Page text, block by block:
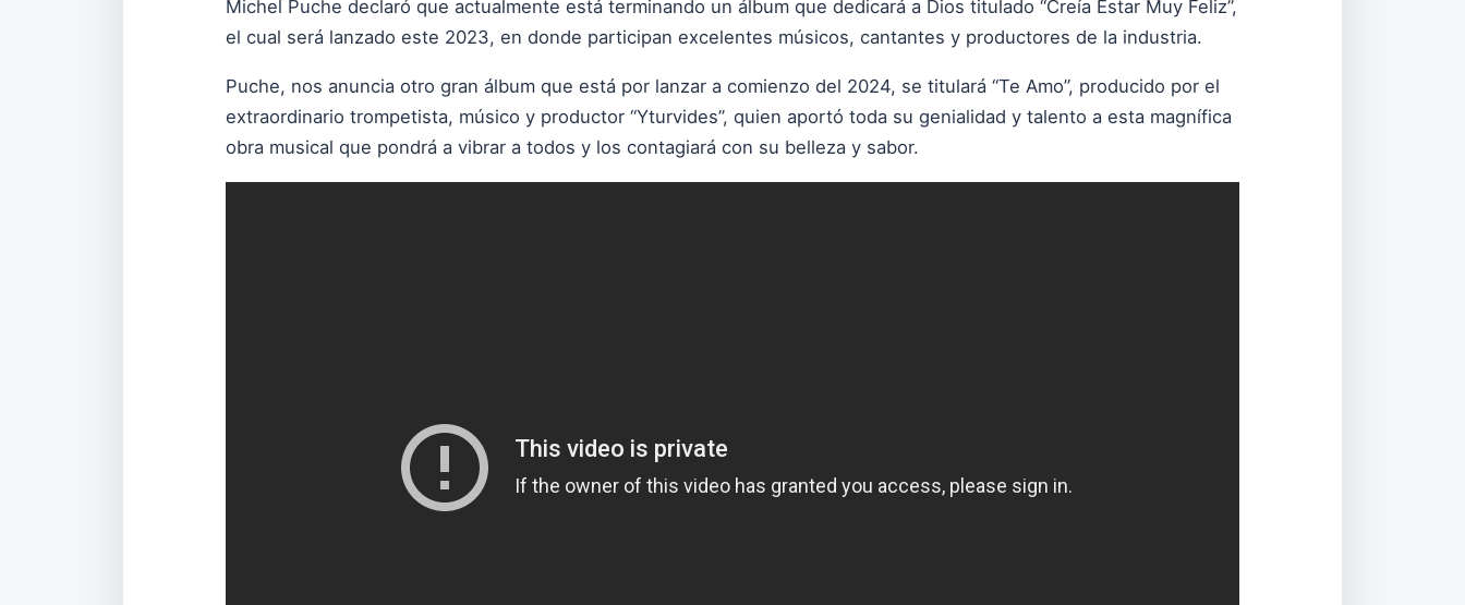
Michel Puche declaró que actualmente está terminando un álbum que dedicará a Dios titulado “Creía Estar Muy Feliz”,
el cual será lanzado este 2023, en donde participan excelentes músicos, cantantes y productores de la industria.
Puche, nos anuncia otro gran álbum que está por lanzar a comienzo del 2024, se titulará “Te Amo”, producido por el
extraordinario trompetista, músico y productor “Yturvides”, quien aportó toda su genialidad y talento a esta magnífica
obra musical que pondrá a vibrar a todos y los contagiará con su belleza y sabor.